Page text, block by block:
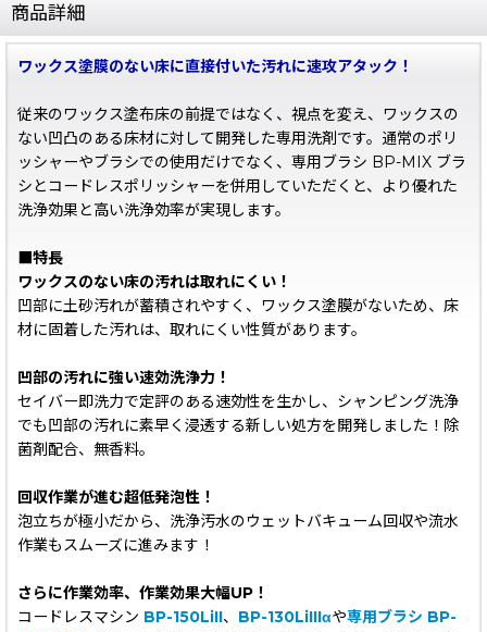
商品詳細
ワックス塗膜のない床に直接付いた汚れに速攻アタック！
従来のワックス塗布床の前提ではなく、視点を変え、ワックスの
ない凹凸のある床材に対して開発した専用洗剤です。通常のポリ
ッシャーやブラシでの使用だけでなく、専用ブラシ BP-MIX ブラ
シとコードレスポリッシャーを併用していただくと、より優れた
洗浄効果と高い洗浄効率が実現します。
■特長
ワックスのない床の汚れは取れにくい！
凹部に土砂汚れが蓄積されやすく、ワックス塗膜がないため、床
材に固着した汚れは、取れにくい性質があります。
凹部の汚れに強い速効洗浄力！
セイバー即洗力で定評のある速効性を生かし、シャンピング洗浄
でも凹部の汚れに素早く浸透する新しい処方を開発しました！除
菌剤配合、無香料。
回収作業が進む超低発泡性！
泡立ちが極小だから、洗浄汚水のウェットバキューム回収や流水
作業もスムーズに進みます！
さらに作業効率、作業効果大幅UP！
コードレスマシン BP-150LiII、 BP-130LiIIIαや専用ブラシ BP-